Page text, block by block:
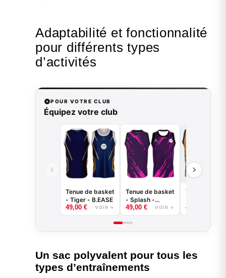
Adaptabilité et fonctionnalité
pour différents types
d’activités
POUR VOTRE CLUB
Équipez votre club
Tenue de basket
- Tiger - B.EASE
49,00 € VOIR →
Tenue de basket
- Splash -
B.EASE
49,00 € VOIR →
Tenue de
- Griffe -
49,00
Un sac polyvalent pour tous les
types d’entraînements